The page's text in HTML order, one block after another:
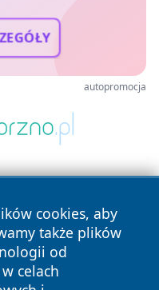
autopromocja
cookies, aby
także plików
od
celachprawa